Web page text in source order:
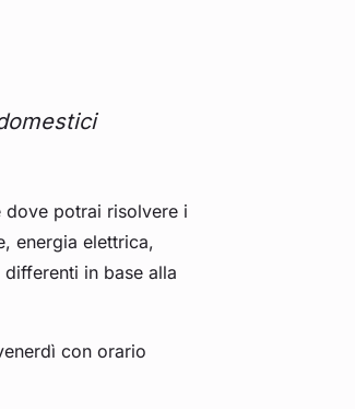
dove potrai risolvere i
energia elettrica,
in base alla
con orario